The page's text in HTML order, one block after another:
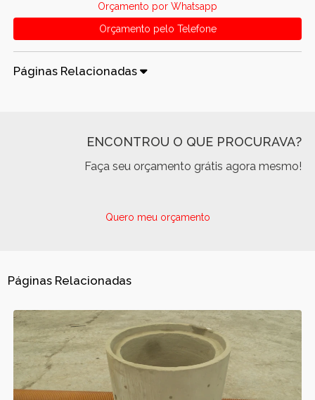
Orçamento por Whatsapp
Orçamento pelo Telefone
Páginas Relacionadas
ENCONTROU O QUE PROCURAVA?
Faça seu orçamento grátis agora mesmo!
Quero meu orçamento
Páginas Relacionadas